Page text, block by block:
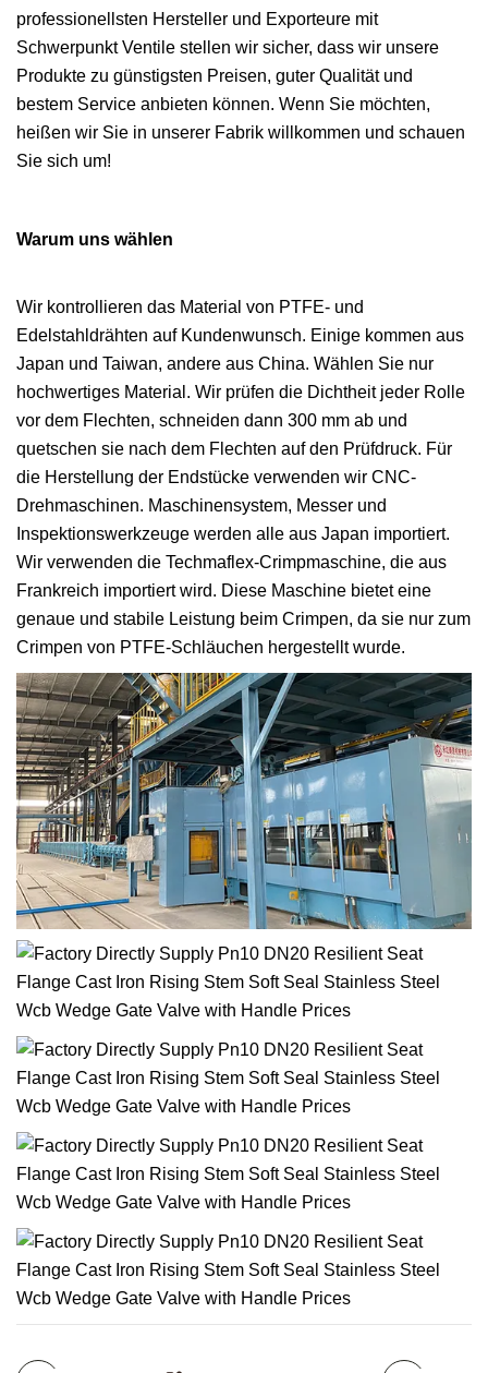
professionellsten Hersteller und Exporteure mit
Schwerpunkt Ventile stellen wir sicher, dass wir unsere
Produkte zu günstigsten Preisen, guter Qualität und
bestem Service anbieten können. Wenn Sie möchten,
heißen wir Sie in unserer Fabrik willkommen und schauen
Sie sich um!
Warum uns wählen
Wir kontrollieren das Material von PTFE- und
Edelstahldrähten auf Kundenwunsch. Einige kommen aus
Japan und Taiwan, andere aus China. Wählen Sie nur
hochwertiges Material. Wir prüfen die Dichtheit jeder Rolle
vor dem Flechten, schneiden dann 300 mm ab und
quetschen sie nach dem Flechten auf den Prüfdruck. Für
die Herstellung der Endstücke verwenden wir CNC-
Drehmaschinen. Maschinensystem, Messer und
Inspektionswerkzeuge werden alle aus Japan importiert.
Wir verwenden die Techmaflex-Crimpmaschine, die aus
Frankreich importiert wird. Diese Maschine bietet eine
genaue und stabile Leistung beim Crimpen, da sie nur zum
Crimpen von PTFE-Schläuchen hergestellt wurde.